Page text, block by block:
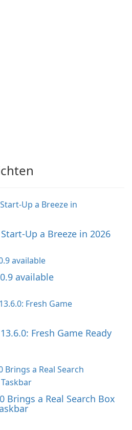
Up a Breeze in 2026
available
Fresh Game Ready
Brings a Real Search Box